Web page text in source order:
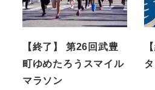
【終了】 第26回武豊
町ゆめたろうスマイル
マラソン